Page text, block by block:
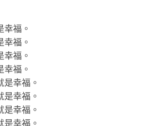
福。
福。
福。
福。
幸福。
幸福。
幸福。
幸福。